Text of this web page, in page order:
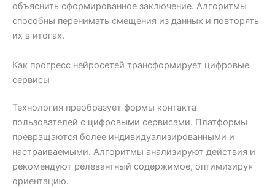
объяснить сформированное заключение. Алгоритмы
способны перенимать смещения из данных и повторять
их в итогах.
Как прогресс нейросетей трансформирует цифровые
сервисы
Технология преобразует формы контакта
пользователей с цифровыми сервисами. Платформы
превращаются более индивидуализированными и
настраиваемыми. Алгоритмы анализируют действия и
рекомендуют релевантный содержимое, оптимизируя
ориентацию.